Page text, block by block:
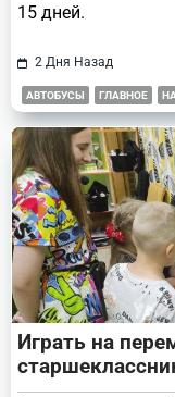
15 дней.
2 Дня Назад
АВТОБУСЫ ГЛАВНОЕ
Играть на